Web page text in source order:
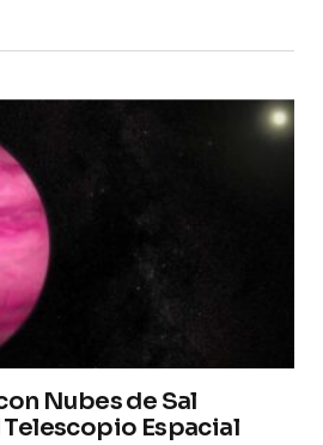
Nubes de Sal
Espacial